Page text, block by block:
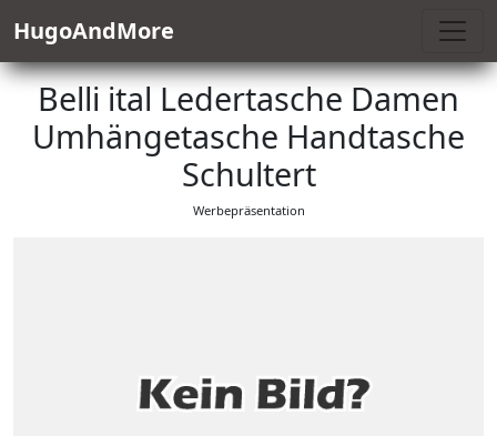
HugoAndMore
Belli ital Ledertasche Damen
Umhängetasche Handtasche
Schultert
Werbepräsentation